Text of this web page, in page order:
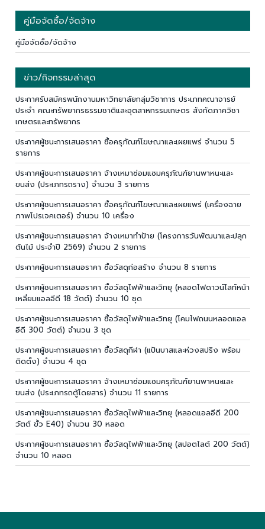
คู่มือจัดซื้อ/จัดจ้าง
คู่มือจัดซื้อ/จัดจ้าง
ข่าว/กิจกรรมล่าสุด
ประกาศรับสมัครพนักงานมหาวิทยาลัยกลุ่มวิชาการ ประเภทคณาจารย์
ประจำ คณะทรัพยากรธรรมชาติและอุตสาหกรรมเกษตร สังกัดภาควิชา
เกษตรและทรัพยากร
ประกาศผู้ชนะการเสนอราคา ซื้อครุภัณฑ์โฆษณาและเผยแพร่ จำนวน 5
รายการ
ประกาศผู้ชนะการเสนอราคา จ้างเหมาซ่อมแซมครุภัณฑ์ยานพาหนะและ
ขนส่ง (ประเภทรถราง) จำนวน 3 รายการ
ประกาศผู้ชนะการเสนอราคา ซื้อครุภัณฑ์โฆษณาและเผยแพร่ (เครื่องฉาย
ภาพโปรเจคเตอร์) จำนวน 10 เครื่อง
ประกาศผู้ชนะการเสนอราคา จ้างเหมาทำป้าย (โครงการวันพัฒนาและปลุก
ต้นไม้ ประจำปี 2569) จำนวน 2 รายการ
ประกาศผู้ชนะการเสนอราคา ซื้อวัสดุก่อสร้าง จำนวน 8 รายการ
ประกาศผู้ชนะการเสนอราคา ซื้อวัสดุไฟฟ้าและวิทยุ (หลอดไฟดาวน์ไลท์หน้า
เหลี่ยมแอลอีดี 18 วัตต์) จำนวน 10 ชุด
ประกาศผู้ชนะการเสนอราคา ซื้อวัสดุไฟฟ้าและวิทยุ (โคมไฟถนนหลอดแอล
อีดี 300 วัตต์) จำนวน 3 ชุด
ประกาศผู้ชนะการเสนอราคา ซื้อวัสดุกีฬา (แป้นบาสและห่วงสปริง พร้อม
ติดตั้ง) จำนวน 4 ชุด
ประกาศผู้ชนะการเสนอราคา จ้างเหมาซ่อมแซมครุภัณฑ์ยานพาหนะและ
ขนส่ง (ประเภทรถตู้โดยสาร) จำนวน 11 รายการ
ประกาศผู้ชนะการเสนอราคา ซื้อวัสดุไฟฟ้าและวิทยุ (หลอดแอลอีดี 200
วัตต์ ขั้ว E40) จำนวน 30 หลอด
ประกาศผู้ชนะการเสนอราคา ซื้อวัสดุไฟฟ้าและวิทยุ (สปอตไลต์ 200 วัตต์)
จำนวน 10 หลอด